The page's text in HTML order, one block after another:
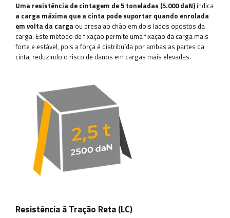
Uma resistência de cintagem de 5 toneladas (5.000 daN) indica
a carga máxima que a cinta pode suportar quando enrolada
em volta da carga ou presa ao chão em dois lados opostos da
carga. Este método de fixação permite uma fixação da carga mais
forte e estável, pois a força é distribuída por ambas as partes da
cinta, reduzindo o risco de danos em cargas mais elevadas.
Resistência à Tração Reta (LC)